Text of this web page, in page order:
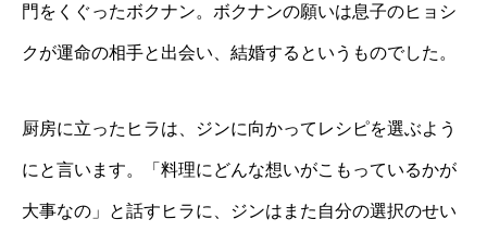
門をくぐったボクナン。ボクナンの願いは息子のヒョシ
クが運命の相手と出会い、結婚するというものでした。
厨房に立ったヒラは、ジンに向かってレシピを選ぶよう
にと言います。「料理にどんな想いがこもっているかが
大事なの」と話すヒラに、ジンはまた自分の選択のせい